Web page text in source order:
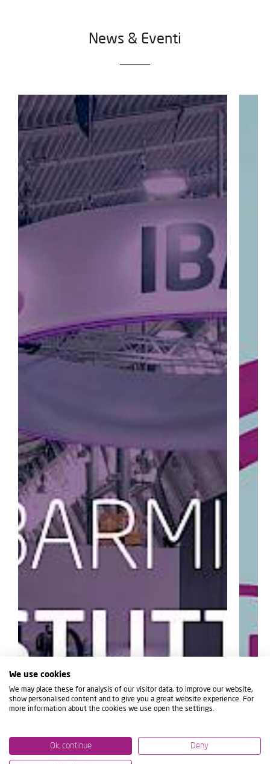
News & Eventi
We use cookies
We may place these for analysis of our visitor data, to improve our website,
show personalised content and to give you a great website experience. For
more information about the cookies we use open the settings.
Ok, continue Deny